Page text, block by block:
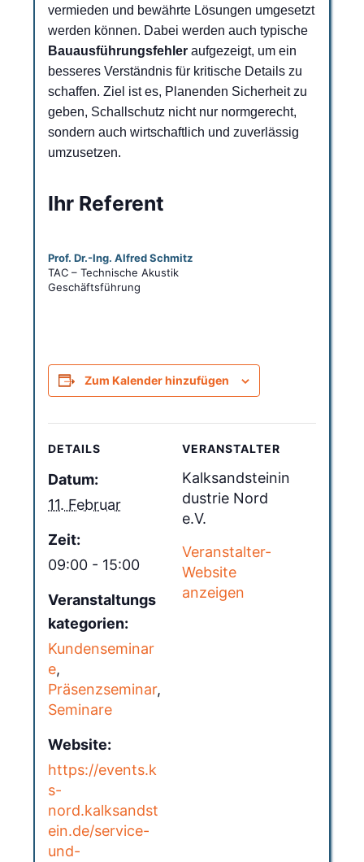
vermieden und bewährte Lösungen umgesetzt
werden können. Dabei werden auch typische
Bauausführungsfehler aufgezeigt, um ein
besseres Verständnis für kritische Details zu
schaffen. Ziel ist es, Planenden Sicherheit zu
geben, Schallschutz nicht nur normgerecht,
sondern auch wirtschaftlich und zuverlässig
umzusetzen.
Ihr Referent
Prof. Dr.-Ing. Alfred Schmitz
TAC – Technische Akustik
Geschäftsführung
Zum Kalender hinzufügen
DETAILS
Datum:
11. Februar
Zeit:
09:00 - 15:00
Veranstaltungs
kategorien:
Kundenseminar
e,
Präsenzseminar,
Seminare
Website:
https://events.k
s-
nord.kalksandst
ein.de/service-
und-
VERANSTALTER
Kalksandsteinin
dustrie Nord
e.V.
Veranstalter-
Website
anzeigen